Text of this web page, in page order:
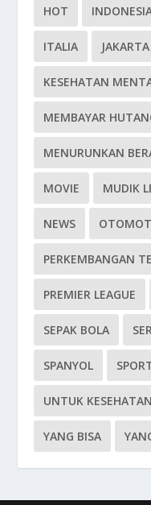
HOT
ITALIA JAKARTA
KESEHATAN
MEMBAYAR
MENURUNKAN
MOVIE MUDIK
NEWS
PERKEMBANGAN
PREMIER LEAGUE
SEPAK BOLA
SPANYOL
UNTUK KESEHATAN
YANG BISA